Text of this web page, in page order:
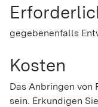
gegebenenfalls
Kosten
Das Anbringen
sein. Erkundigen